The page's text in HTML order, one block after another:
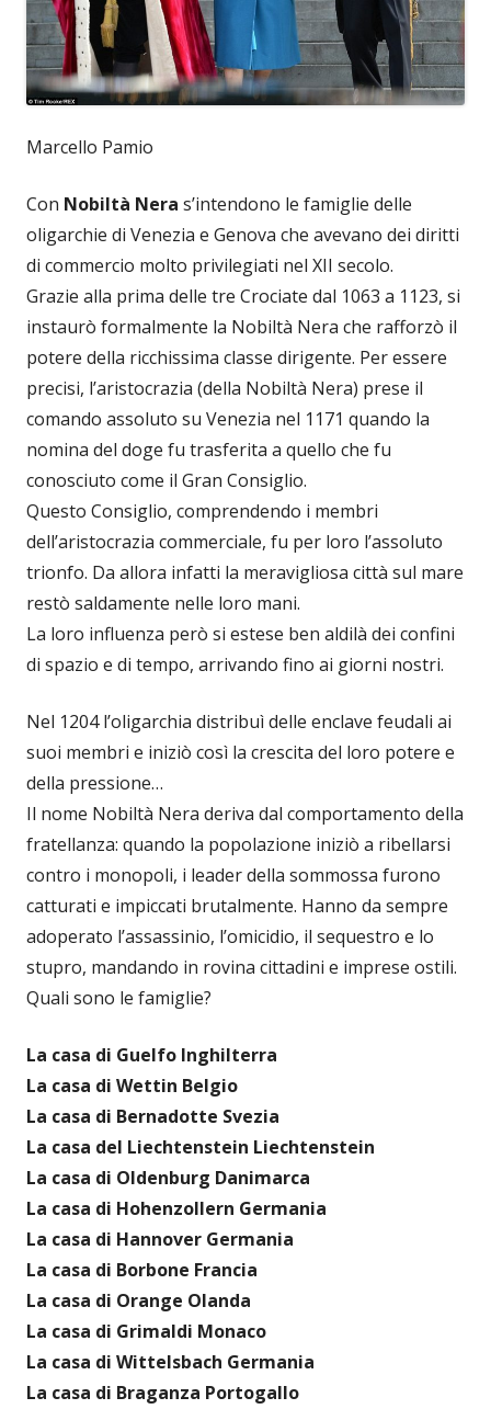
Marcello Pamio
Con Nobiltà Nera s’intendono le famiglie delle
oligarchie di Venezia e Genova che avevano dei diritti
di commercio molto privilegiati nel XII secolo.
Grazie alla prima delle tre Crociate dal 1063 a 1123, si
instaurò formalmente la Nobiltà Nera che rafforzò il
potere della ricchissima classe dirigente. Per essere
precisi, l’aristocrazia (della Nobiltà Nera) prese il
comando assoluto su Venezia nel 1171 quando la
nomina del doge fu trasferita a quello che fu
conosciuto come il Gran Consiglio.
Questo Consiglio, comprendendo i membri
dell’aristocrazia commerciale, fu per loro l’assoluto
trionfo. Da allora infatti la meravigliosa città sul mare
restò saldamente nelle loro mani.
La loro influenza però si estese ben aldilà dei confini
di spazio e di tempo, arrivando fino ai giorni nostri.
Nel 1204 l’oligarchia distribuì delle enclave feudali ai
suoi membri e iniziò così la crescita del loro potere e
della pressione…
Il nome Nobiltà Nera deriva dal comportamento della
fratellanza: quando la popolazione iniziò a ribellarsi
contro i monopoli, i leader della sommossa furono
catturati e impiccati brutalmente. Hanno da sempre
adoperato l’assassinio, l’omicidio, il sequestro e lo
stupro, mandando in rovina cittadini e imprese ostili.
Quali sono le famiglie?
La casa di Guelfo Inghilterra
La casa di Wettin Belgio
La casa di Bernadotte Svezia
La casa del Liechtenstein Liechtenstein
La casa di Oldenburg Danimarca
La casa di Hohenzollern Germania
La casa di Hannover Germania
La casa di Borbone Francia
La casa di Orange Olanda
La casa di Grimaldi Monaco
La casa di Wittelsbach Germania
La casa di Braganza Portogallo